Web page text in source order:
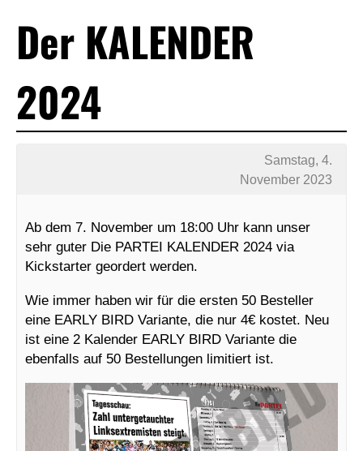
Der KALENDER
2024
Samstag, 4.
November 2023
Ab dem 7. November um 18:00 Uhr kann unser
sehr guter Die PARTEI KALENDER 2024 via
Kickstarter geordert werden.
Wie immer haben wir für die ersten 50 Besteller
eine EARLY BIRD Variante, die nur 4€ kostet. Neu
ist eine 2 Kalender EARLY BIRD Variante die
ebenfalls auf 50 Bestellungen limitiert ist.